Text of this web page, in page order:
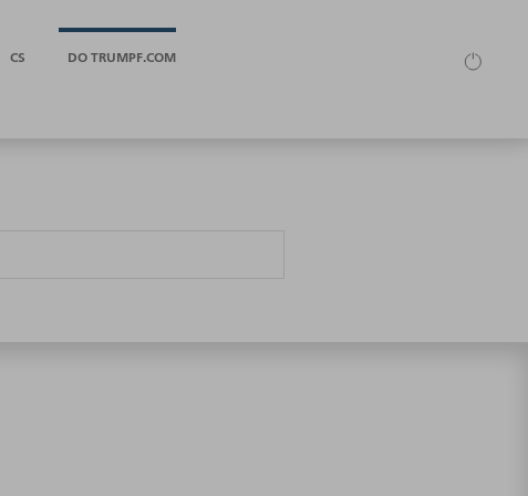
CS DO TRUMPF.COM